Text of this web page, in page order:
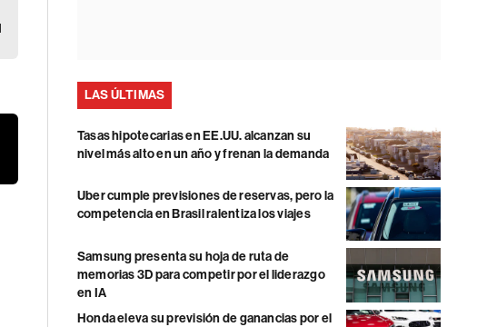
LAS ÚLTIMAS
Tasas hipotecarias en EE.UU. alcanzan su
nivel más alto en un año y frenan la demanda
Uber cumple previsiones de reservas, pero la
competencia en Brasil ralentiza los viajes
Samsung presenta su hoja de ruta de
memorias 3D para competir por el liderazgo
en IA
Honda eleva su previsión de ganancias por el